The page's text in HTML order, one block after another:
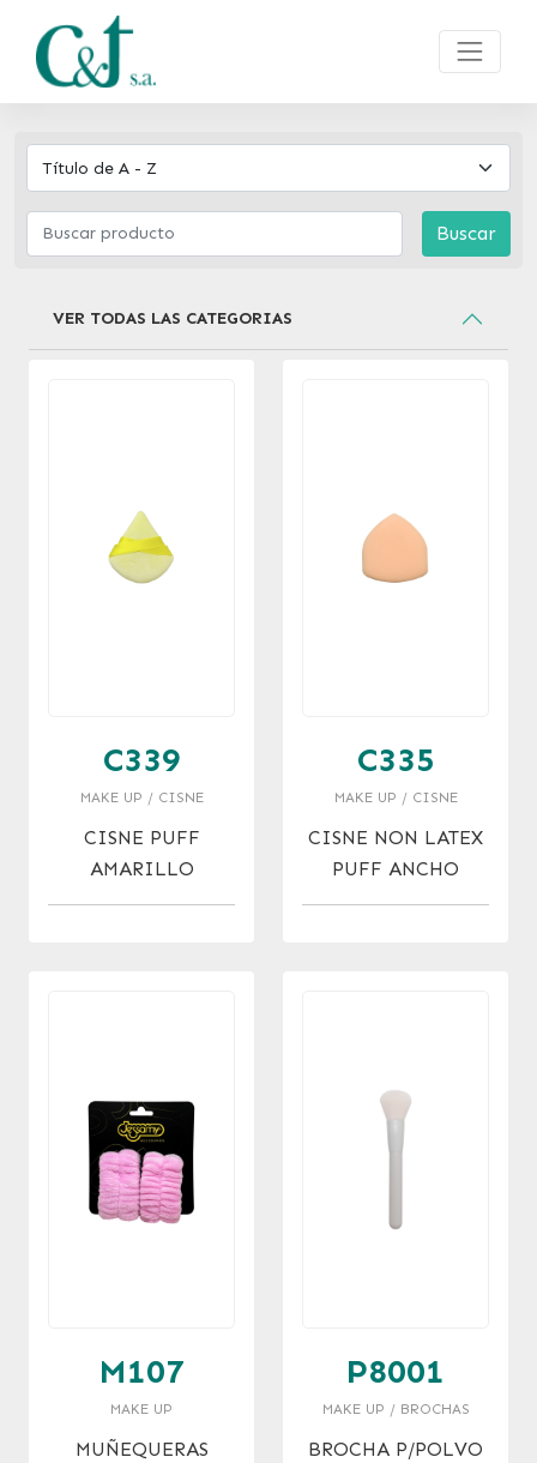
Buscar
VER TODAS LAS CATEGORIAS
C339
MAKE UP / CISNE
CISNE PUFF
AMARILLO
C335
MAKE UP / CISNE
CISNE NON LATEX
PUFF ANCHO
M107
MAKE UP
MUÑEQUERAS
P8001
MAKE UP / BROCHAS
BROCHA P/POLVO